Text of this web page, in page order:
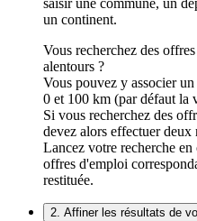
saisir une commune, un
un continent.
Vous recherchez des
alentours ?
Vous pouvez y associer
0 et 100 km (par défaut la
Si vous recherchez des
devez alors effectuer deux
Lancez votre recherche
offres d'emploi
restituée.
2. Affiner les résultats de